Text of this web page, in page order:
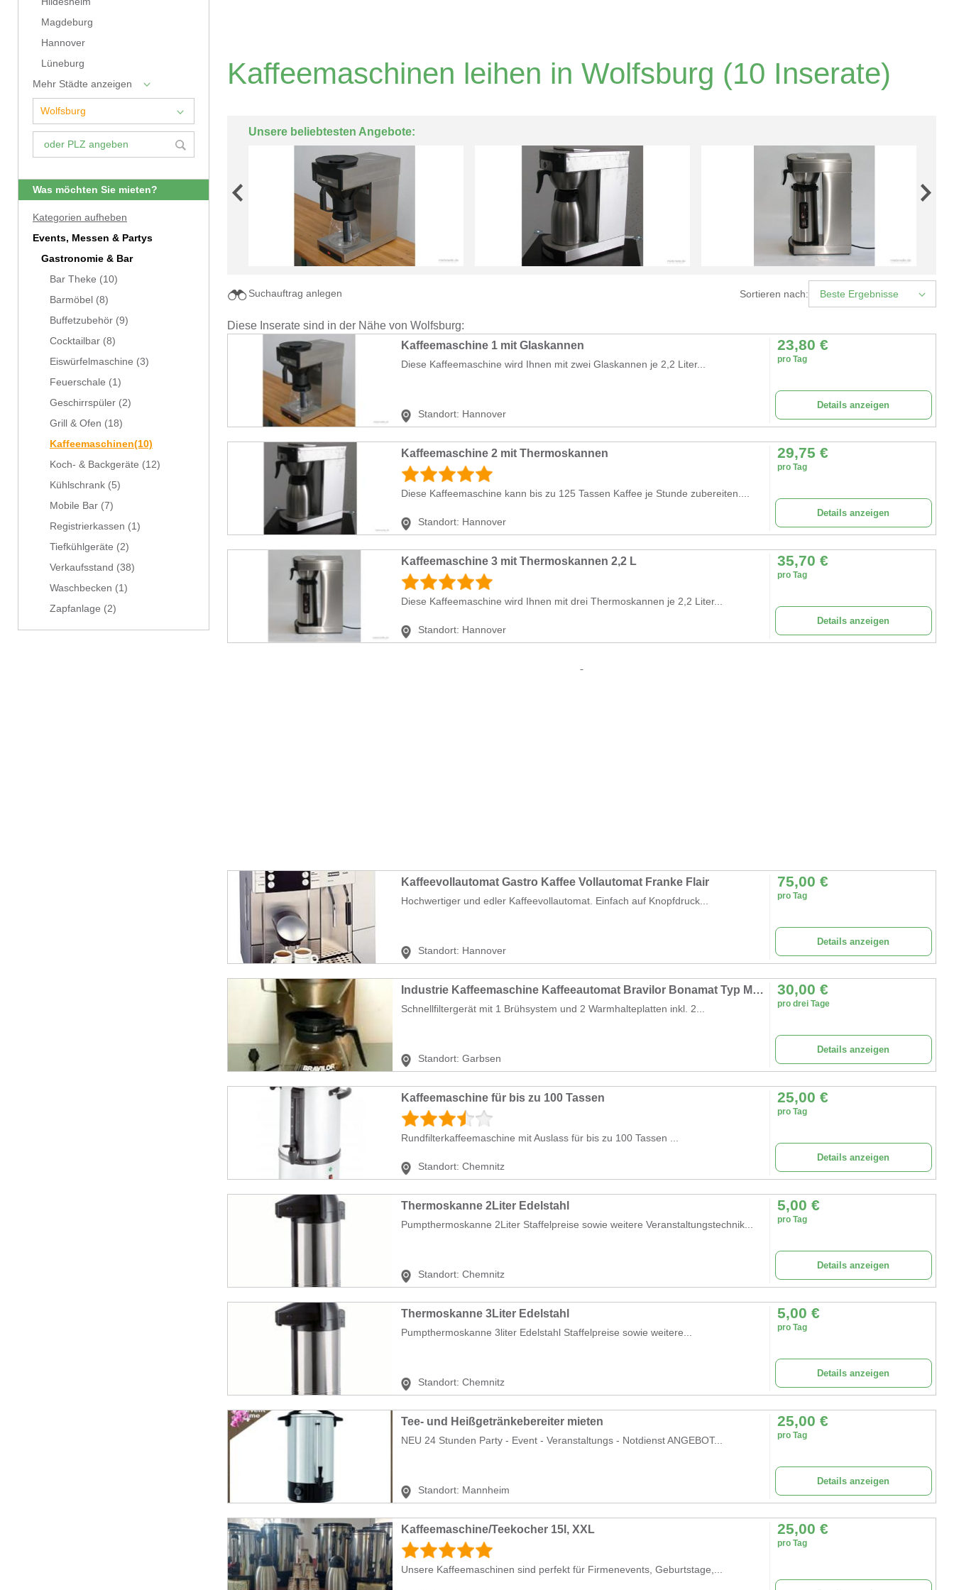
Magdeburg
Hannover
Lüneburg
Mehr Städte anzeigen
Was möchten Sie mieten?
Kategorien aufheben
Events, Messen & Partys
Gastronomie & Bar
Bar Theke (10)
Barmöbel (8)
Buffetzubehör (9)
Cocktailbar (8)
Eiswürfelmaschine (3)
Feuerschale (1)
Geschirrspüler (2)
Grill & Ofen (18)
Kaffeemaschinen(10)
Koch- & Backgeräte (12)
Kühlschrank (5)
Mobile Bar (7)
Registrierkassen (1)
Tiefkühlgeräte (2)
Verkaufsstand (38)
Waschbecken (1)
Zapfanlage (2)
Kaffeemaschinen leihen in Wolfsburg (10 Inserate)
Unsere beliebtesten Angebote:
Sortieren nach: Beste Ergebnisse
Suchauftrag anlegen
Diese Inserate sind in der Nähe von Wolfsburg:
Kaffeemaschine 1 mit Glaskannen
Diese Kaffeemaschine wird Ihnen mit zwei Glaskannen je 2,2 Liter...
Standort: Hannover
23,80 €
pro Tag
Details anzeigen
Kaffeemaschine 2 mit Thermoskannen
Diese Kaffeemaschine kann bis zu 125 Tassen Kaffee je Stunde zubereiten....
Standort: Hannover
29,75 €
pro Tag
Details anzeigen
Kaffeemaschine 3 mit Thermoskannen 2,2 L
Diese Kaffeemaschine wird Ihnen mit drei Thermoskannen je 2,2 Liter...
Standort: Hannover
35,70 €
pro Tag
Details anzeigen
Kaffeevollautomat Gastro Kaffee Vollautomat Franke Flair
Hochwertiger und edler Kaffeevollautomat. Einfach auf Knopfdruck...
Standort: Hannover
75,00 €
pro Tag
Details anzeigen
Industrie Kaffeemaschine Kaffeeautomat Bravilor Bonamat Typ Mondo 2 Vermietung
Schnellfiltergerät mit 1 Brühsystem und 2 Warmhalteplatten inkl. 2...
Standort: Garbsen
30,00 €
pro drei Tage
Details anzeigen
Kaffeemaschine für bis zu 100 Tassen
Rundfilterkaffeemaschine mit Auslass für bis zu 100 Tassen ...
Standort: Chemnitz
25,00 €
pro Tag
Details anzeigen
Thermoskanne 2Liter Edelstahl
Pumpthermoskanne 2Liter Staffelpreise sowie weitere Veranstaltungstechnik...
Standort: Chemnitz
5,00 €
pro Tag
Details anzeigen
Thermoskanne 3Liter Edelstahl
Pumpthermoskanne 3liter Edelstahl Staffelpreise sowie weitere...
Standort: Chemnitz
5,00 €
pro Tag
Details anzeigen
Tee- und Heißgetränkebereiter mieten
NEU 24 Stunden Party - Event - Veranstaltungs - Notdienst ANGEBOT...
Standort: Mannheim
25,00 €
pro Tag
Details anzeigen
Kaffeemaschine/Teekocher 15l, XXL
Unsere Kaffeemaschinen sind perfekt für Firmenevents, Geburtstage,...
25,00 €
pro Tag